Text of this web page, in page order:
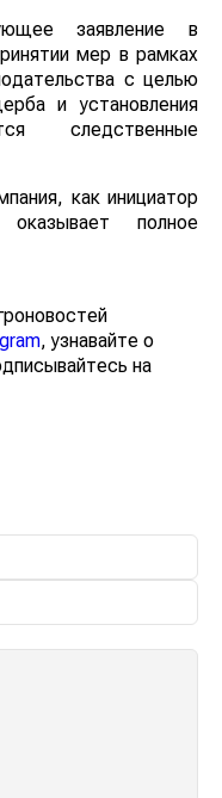
заявление в
мер в рамках
с целью
и установления
следственные
как инициатор
оказывает полное
, узнавайте о
на